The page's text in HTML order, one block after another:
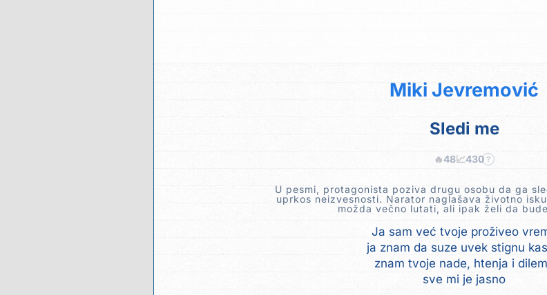
Miki Jevremović
Sledi me
🔥48📈430 ?
U pesmi, protagonista poziva drugu osobu da ga
uprkos neizvesnosti. Narator naglašava životno
možda večno lutati, ali ipak želi da
Ja sam već tvoje proživeo
ja znam da suze uvek stignu
znam tvoje nade, htenja i
sve mi je jasno